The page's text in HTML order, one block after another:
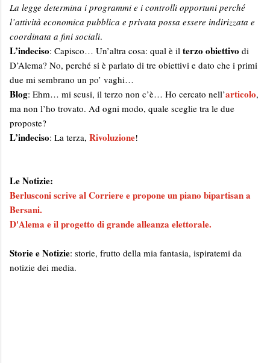
La legge determina i programmi e i controlli opportuni perché
l’attività economica pubblica e privata possa essere indirizzata e
coordinata a fini sociali.
L’indeciso: Capisco… Un’altra cosa: qual è il terzo obiettivo di
D’Alema? No, perché si è parlato di tre obiettivi e dato che i primi
due mi sembrano un po’ vaghi…
Blog: Ehm… mi scusi, il terzo non c’è… Ho cercato nell’articolo,
ma non l’ho trovato. Ad ogni modo, quale sceglie tra le due
proposte?
L’indeciso: La terza, Rivoluzione!
Le Notizie:
Berlusconi scrive al Corriere e propone un piano bipartisan a
Bersani.
D'Alema e il progetto di grande alleanza elettorale.
Storie e Notizie: storie, frutto della mia fantasia, ispiratemi da
notizie dei media.